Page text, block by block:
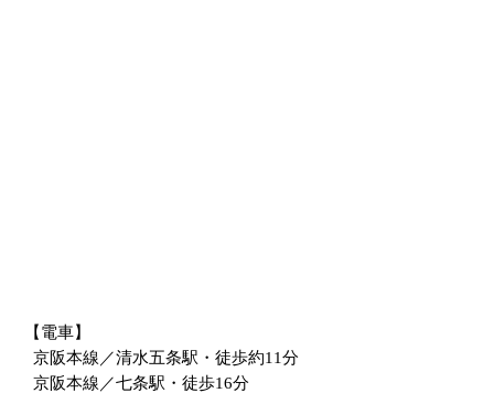
【電車】
京阪本線／清水五条駅・徒歩約11分
京阪本線／七条駅・徒歩16分